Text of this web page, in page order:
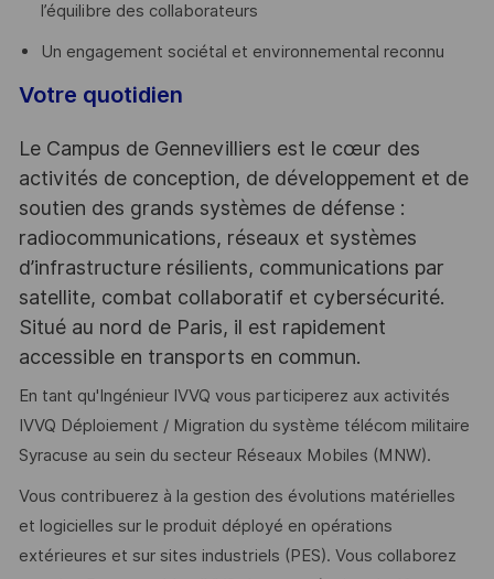
l’équilibre des collaborateurs
Un engagement sociétal et environnemental reconnu
Votre quotidien
Le Campus de Gennevilliers est le cœur des
activités de conception, de développement et de
soutien des grands systèmes de défense :
radiocommunications, réseaux et systèmes
d’infrastructure résilients, communications par
satellite, combat collaboratif et cybersécurité.
Situé au nord de Paris, il est rapidement
accessible en transports en commun.
En tant qu'Ingénieur IVVQ vous participerez aux activités
IVVQ Déploiement / Migration du système télécom militaire
Syracuse au sein du secteur Réseaux Mobiles (MNW).
Vous contribuerez à la gestion des évolutions matérielles
et logicielles sur le produit déployé en opérations
extérieures et sur sites industriels (PES). Vous collaborez